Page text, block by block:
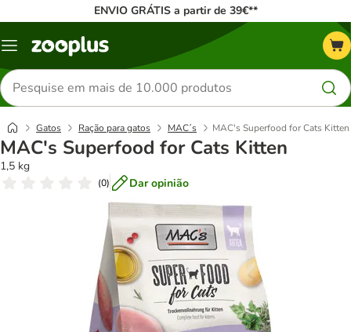
ENVIO GRÁTIS a partir de 39€**
Menu
Pesquisar
produtos
Gatos Ração para gatos MAC´s MAC's Superfood for Cats Kitten
MAC's Superfood for Cats Kitten
1,5 kg
(0) Dar opinião